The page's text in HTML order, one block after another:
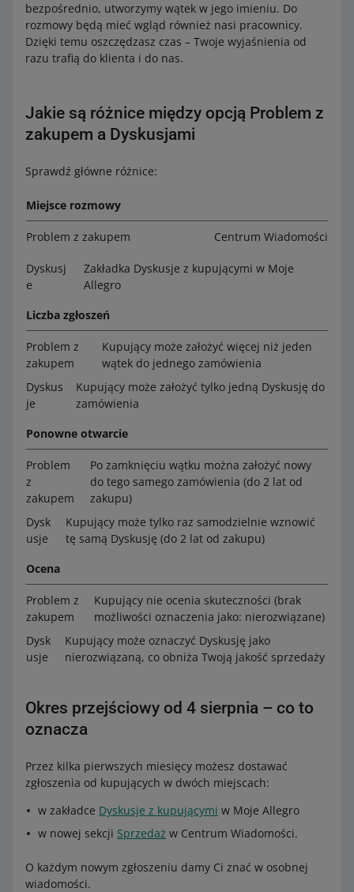
bezpośrednio, utworzymy wątek w jego imieniu. Do
rozmowy będą mieć wgląd również nasi pracownicy.
Dzięki temu oszczędzasz czas – Twoje wyjaśnienia od
razu trafią do klienta i do nas.
Jakie są różnice między opcją Problem z
zakupem a Dyskusjami
Sprawdź główne różnice:
Miejsce rozmowy
Problem z zakupem Centrum Wiadomości
Dyskusj
e
Zakładka Dyskusje z kupującymi w Moje
Allegro
Liczba zgłoszeń
Problem z
zakupem
Kupujący może założyć więcej niż jeden
wątek do jednego zamówienia
Dyskus
je
Kupujący może założyć tylko jedną Dyskusję do
zamówienia
Ponowne otwarcie
Problem
z
zakupem
Po zamknięciu wątku można założyć nowy
do tego samego zamówienia (do 2 lat od
zakupu)
Dysk
usje
Kupujący może tylko raz samodzielnie wznowić
tę samą Dyskusję (do 2 lat od zakupu)
Ocena
Problem z
zakupem
Kupujący nie ocenia skuteczności (brak
możliwości oznaczenia jako: nierozwiązane)
Dysk
usje
Kupujący może oznaczyć Dyskusję jako
nierozwiązaną, co obniża Twoją jakość sprzedaży
Okres przejściowy od 4 sierpnia – co to
oznacza
Przez kilka pierwszych miesięcy możesz dostawać
zgłoszenia od kupujących w dwóch miejscach:
w zakładce Dyskusje z kupującymi w Moje Allegro
w nowej sekcji Sprzedaż w Centrum Wiadomości.
O każdym nowym zgłoszeniu damy Ci znać w osobnej
wiadomości.